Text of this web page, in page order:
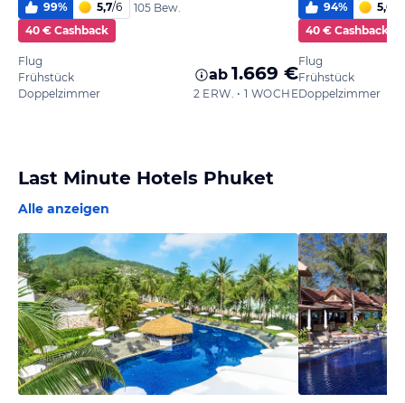
99% 5,7/6
105 Bew.
40 € Cashback
Flug
Frühstück
Doppelzimmer
ab 1.669 €
2 ERW. • 1 WOCHE
94% 5,0
40 € Cashback
Flug
Frühstück
Doppelzimmer
Last Minute Hotels Phuket
Alle anzeigen